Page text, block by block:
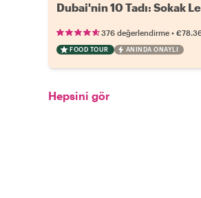
Dubai'nin 10 Tadı: Sokak
376 değerlendirme •
FOOD TOUR ANINDA ONAYLI
Hepsini gör